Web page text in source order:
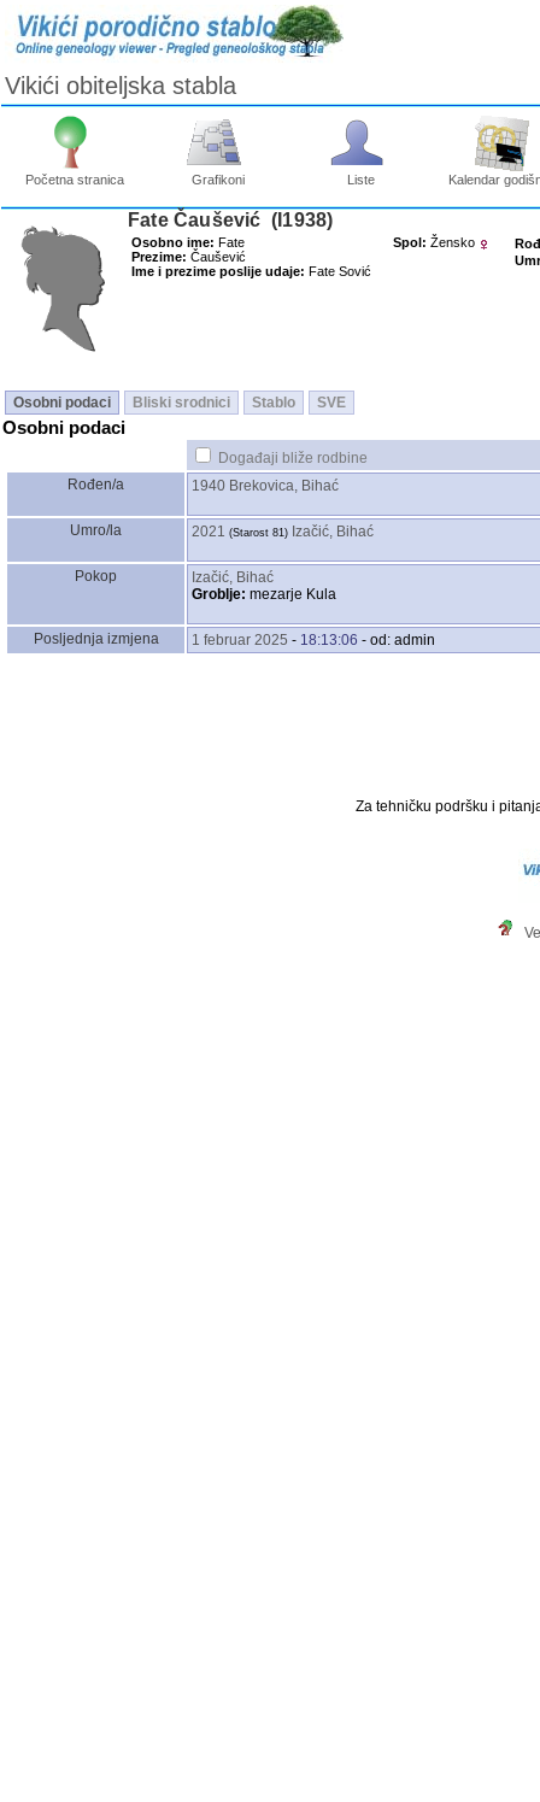
Vikići obiteljska stabla
Početna stranica Grafikoni Liste Kalendar
Fate Čaušević ‎(I1938)‎
Osobno ime: Fate
Prezime: Čaušević
Ime i prezime poslije udaje: Fate Sović
Spol: Žensko
Osobni podaci Bliski srodnici Stablo SVE
Osobni podaci
Događaji bliže rodbine
Rođen/a
1940 Brekovica, Bihać
Umro/la 2021 ‎(Starost 81)‎ Izačić, Bihać
Pokop
Izačić, Bihać
Groblje: mezarje Kula
Posljednja izmjena 1 februar 2025 - 18:13:06 - od: admin
Za tehničku podršku i